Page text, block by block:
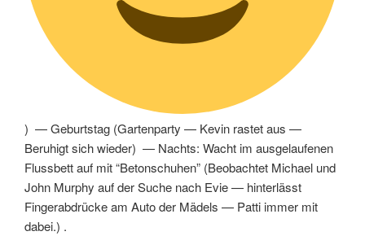
) —Geburtstag (Gartenparty — Kevin rastet aus —
Beruhigt sich wieder) — Nachts: Wacht im ausgelaufenen
Flussbett auf mit “Betonschuhen” (Beobachtet Michael und
John Murphy auf der Suche nach Evie— hinterlässt
Fingerabdrücke am Auto der Mädels — Patti immer mit
dabei.) .